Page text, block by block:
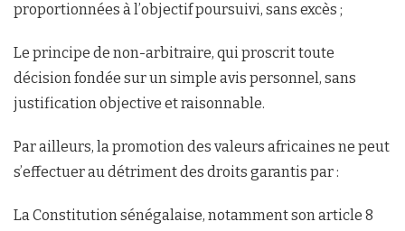
proportionnées à l’objectif poursuivi, sans excès ;
Le principe de non-arbitraire, qui proscrit toute
décision fondée sur un simple avis personnel, sans
justification objective et raisonnable.
Par ailleurs, la promotion des valeurs africaines ne peut
s’effectuer au détriment des droits garantis par :
La Constitution sénégalaise, notamment son article 8